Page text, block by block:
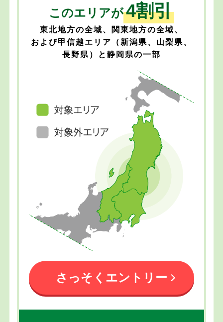
このエリアが4割引
東北地方の全域、関東地方の全域、
および甲信越エリア（新潟県、山梨県、
長野県）と静岡県の一部
さっそくエントリー